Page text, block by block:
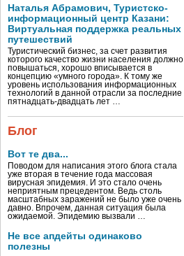
Наталья Абрамович, Туристско-
информационный центр Казани:
Виртуальная поддержка реальных
путешествий
Туристический бизнес, за счет развития
которого качество жизни населения должно
повышаться, хорошо вписывается в
концепцию «умного города». К тому же
уровень использования информационных
технологий в данной отрасли за последние
пятнадцать-двадцать лет …
Блог
Вот те два...
Поводом для написания этого блога стала
уже вторая в течение года массовая
вирусная эпидемия. И это стало очень
неприятным прецедентом. Ведь столь
масштабных заражений не было уже очень
давно. Впрочем, данная ситуация была
ожидаемой. Эпидемию вызвали …
Не все апдейты одинаково
полезны